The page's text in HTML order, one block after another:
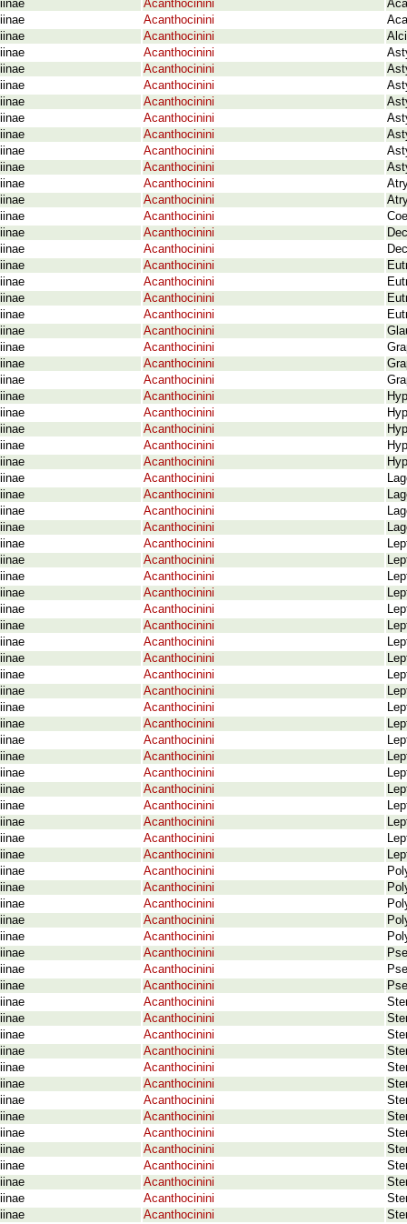
Acanthocinini
Acanthocinini
Acanthocinini
Acanthocinini
Acanthocinini
Acanthocinini
Acanthocinini
Acanthocinini
Acanthocinini
Acanthocinini
Acanthocinini
Acanthocinini
Acanthocinini
Acanthocinini
Acanthocinini
Acanthocinini
Acanthocinini
Acanthocinini
Acanthocinini
Acanthocinini
Acanthocinini
Acanthocinini
Acanthocinini
Acanthocinini
Acanthocinini
Acanthocinini
Acanthocinini
Acanthocinini
Acanthocinini
Acanthocinini
Acanthocinini
Acanthocinini
Acanthocinini
Acanthocinini
Acanthocinini
Acanthocinini
Acanthocinini
Acanthocinini
Acanthocinini
Acanthocinini
Acanthocinini
Acanthocinini
Acanthocinini
Acanthocinini
Acanthocinini
Acanthocinini
Acanthocinini
Acanthocinini
Acanthocinini
Acanthocinini
Acanthocinini
Acanthocinini
Acanthocinini
Acanthocinini
Acanthocinini
Acanthocinini
Acanthocinini
Acanthocinini
Acanthocinini
Acanthocinini
Acanthocinini
Acanthocinini
Acanthocinini
Acanthocinini
Acanthocinini
Acanthocinini
Acanthocinini
Acanthocinini
Acanthocinini
Acanthocinini
Acanthocinini
Acanthocinini
Acanthocinini
Acanthocinini
Acanthocinini